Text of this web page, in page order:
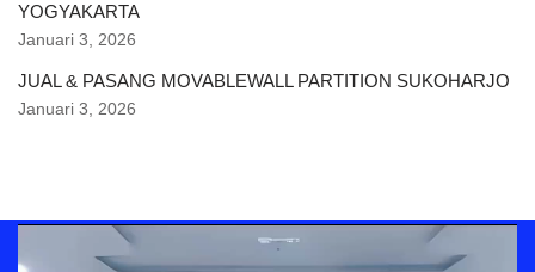
YOGYAKARTA
Januari 3, 2026
JUAL & PASANG MOVABLEWALL PARTITION SUKOHARJO
Januari 3, 2026